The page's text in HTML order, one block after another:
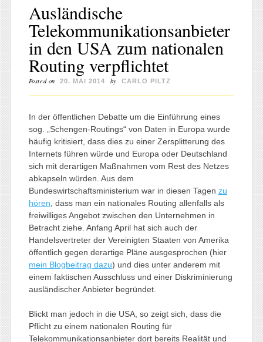
Ausländische
Telekommunikationsanbieter
in den USA zum nationalen
Routing verpflichtet
Posted on 20. MAI 2014 by CARLO PILTZ
In der öffentlichen Debatte um die Einführung eines
sog. „Schengen-Routings“ von Daten in Europa wurde
häufig kritisiert, dass dies zu einer Zersplitterung des
Internets führen würde und Europa oder Deutschland
sich mit derartigen Maßnahmen vom Rest des Netzes
abkapseln würden. Aus dem
Bundeswirtschaftsministerium war in diesen Tagen zu
hören , dass man ein nationales Routing allenfalls als
freiwilliges Angebot zwischen den Unternehmen in
Betracht ziehe. Anfang April hat sich auch der
Handelsvertreter der Vereinigten Staaten von Amerika
öffentlich gegen derartige Pläne ausgesprochen (hier
mein Blogbeitrag dazu) und dies unter anderem mit
einem faktischen Ausschluss und einer Diskriminierung
ausländischer Anbieter begründet.
Blickt man jedoch in die USA, so zeigt sich, dass die
Pflicht zu einem nationalen Routing für
Telekommunikationsanbieter dort bereits Realität und